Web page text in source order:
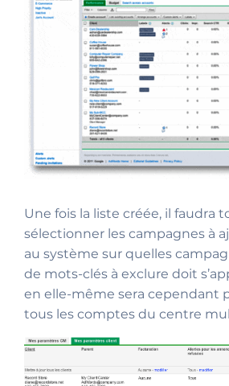
Une fois la liste créée, il faudra
sélectionner les campagnes à
au système sur quelles
de mots-clés à exclure doit
en elle-même sera cependant
tous les comptes du centre